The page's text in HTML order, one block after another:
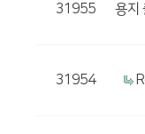
31955 용지
31954